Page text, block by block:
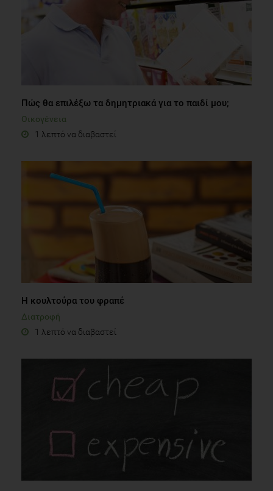
Πώς θα επιλέξω τα δημητριακά για το παιδί μου;
Οικογένεια
1 λεπτό να διαβαστεί
Η κουλτούρα του φραπέ
Διατροφή
1 λεπτό να διαβαστεί